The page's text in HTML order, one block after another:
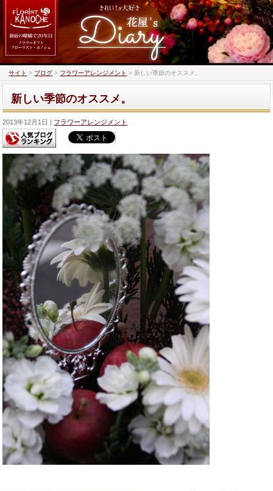
サイト > ブログ > フラワーアレンジメント > 新しい季節のオススメ。
新しい季節のオススメ。
2013年12月1日 フラワーアレンジメント